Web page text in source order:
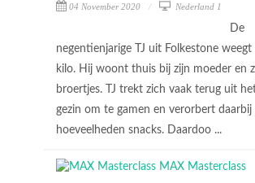
04 November 2020 Nederland 1
De
negentienjarige TJ uit Folkestone
kilo. Hij woont thuis bij zijn moeder en
broertjes. TJ trekt zich vaak terug uit
gezin om te gamen en verorbert daarbij
hoeveelheden snacks. Daardoo ...